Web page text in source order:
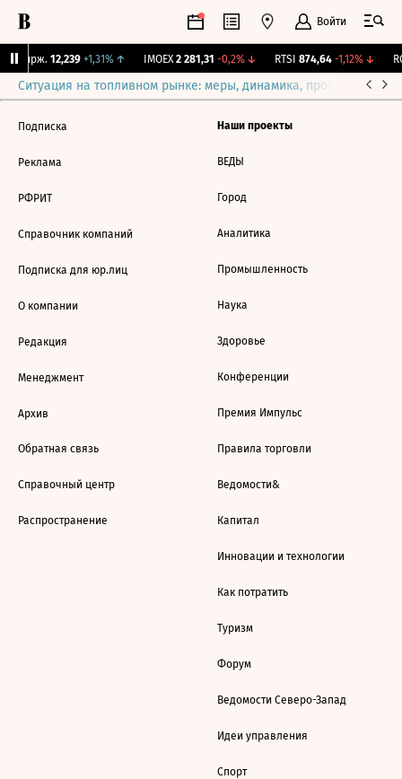
Войти
Бирж. 12,239 +1,31%↑ IMOEX 2 281,31 -0,2%↓ RTSI 874,64 -1,12%↓
Ситуация на топливном рынке: меры, динамика, прогнозы
Подписка
Реклама
РФРИТ
Справочник компаний
Подписка для юр.лиц
О компании
Редакция
Менеджмент
Архив
Обратная связь
Справочный центр
Распространение
Наши проекты
ВЕДЫ
Город
Аналитика
Промышленность
Наука
Здоровье
Конференции
Премия Импульс
Правила торговли
Ведомости&
Капитал
Инновации и технологии
Как потратить
Туризм
Форум
Ведомости Северо-Запад
Идеи управления
Спорт